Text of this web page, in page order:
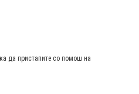
да пристапите со помош на